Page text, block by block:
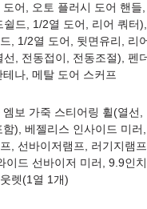
도어, 오토 플러시 도어 핸들
쉴드, 1/2열 도어, 리어 쿼터
, 1/2열 도어, 뒷면유리, 리
선, 전동접이, 전동조절), 펜
테나, 메탈 도어 스커프
엠보 가죽 스티어링 휠(열선,
함), 베젤리스 인사이드 미
, 선바이저램프, 러기지램
이드 선바이저 미러, 9.9인
렛(1열 1개)